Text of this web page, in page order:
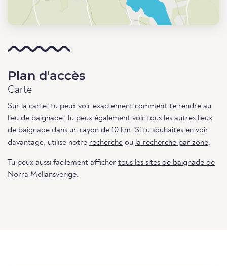
Plan d'accès
Carte
Sur la carte, tu peux voir exactement comment te rendre au
lieu de baignade. Tu peux également voir tous les autres lieux
de baignade dans un rayon de 10 km. Si tu souhaites en voir
davantage, utilise notre recherche ou la recherche par zone.
Tu peux aussi facilement afficher tous les sites de baignade de
Norra Mellansverige.